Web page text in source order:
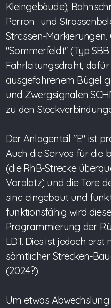
Kleingebäude),
Perron- und
Strassen-Markierungen.
"Sommerfeldt" (Typ
Fahrleitungsdraht,
ausgefahrenem Bügel
und Zwergsignalen
zu den
Der Anlagenteil "E" ist
Auch die Servos für die
(die RhB-Strecke
Vorplatz) und die Tore
sind eingebaut und
funktionsfähig wird
Programmierung der
LDT. Dies ist jedoch erst
sämtlicher Strecken-
(2024?).
Um etwas